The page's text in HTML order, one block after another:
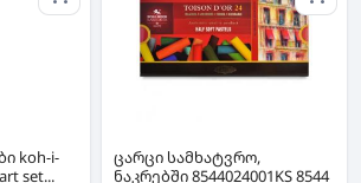
koh-i-
set...
ცარცი სამხატვრო,
ნაკრებში 8544024001KS 8544